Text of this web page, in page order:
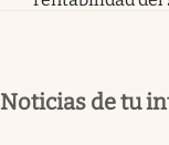
Noticias de tu